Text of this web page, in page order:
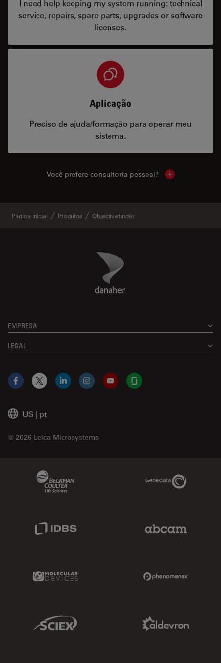
I need help keeping my system running: technical
service, repairs, spare parts, upgrades or software
licenses.
Aplicação
Preciso de ajuda/formação para operar meu
sistema.
Você prefere consultoria pessoal? Show local
Página inicial Produtos Objectivefinder
Danaher Logo
EMPRESA
LEGAL
US | pt
© 2026 Leica Microsystems
Facebook
X LinkedInInstagramYouTubeGlassdoor
Genedata Link
Molecular Devices Link
Sciex Link